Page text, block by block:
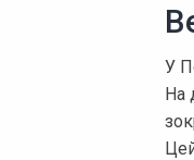
У
На